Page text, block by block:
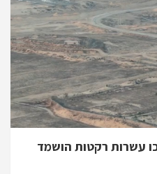
עשרות רקטות הושמד